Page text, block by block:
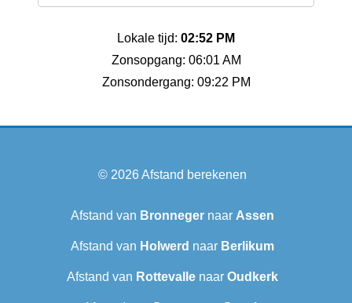
Lokale tijd: 02:52 PM
Zonsopgang: 06:01 AM
Zonsondergang: 09:22 PM
© 2026Afstand berekenen
Afstand van Bronnegernaar Assen
Afstand van Holwerd naar Berlikum
Afstand van Rottevallenaar Oudkerk